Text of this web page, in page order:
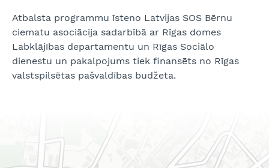
Atbalsta programmu īsteno Latvijas SOS Bērnu
ciematu asociācija sadarbībā ar Rīgas domes
Labklājības departamentu un Rīgas Sociālo
dienestu un pakalpojums tiek finansēts no Rīgas
valstspilsētas pašvaldības budžeta.